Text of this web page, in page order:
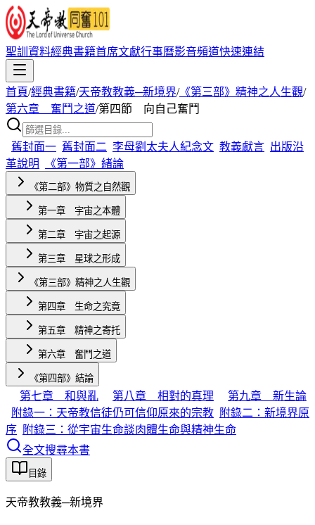
聖訓資料經典書籍首席文獻行事曆影音頻道快速連結
首頁/經典書籍/天帝教教義─新境界/《第三部》精神之人生觀/
第六章 奮鬥之道/第四節 向自己奮鬥
舊封面一 舊封面二 李母劉太夫人紀念文 教義獻言 出版沿
革說明
《第一部》緒論
《第二部》物質之自然觀
第一章 宇宙之本體
第二章 宇宙之起源
第三章 星球之形成
《第三部》精神之人生觀
第四章 生命之究竟
第五章 精神之寄托
第六章 奮鬥之道
《第四部》結論
第七章 和與亂 第八章 相對的真理
第九章 新生論
附錄一：天帝教信徒仍可信仰原來的宗教
附錄二：新境界原
序
附錄三：從宇宙生命談肉體生命與精神生命
全文搜尋本書
目錄
天帝教教義─新境界